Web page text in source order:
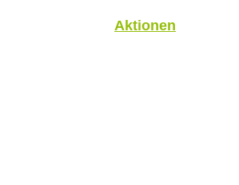
beschichtet und mit
Aktionen